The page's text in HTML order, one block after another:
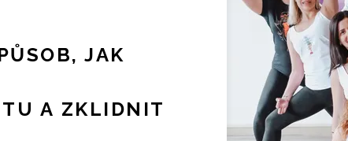
JAK
A ZKLIDNIT